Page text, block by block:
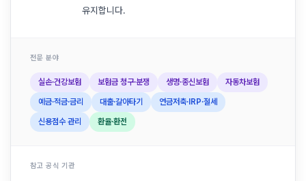
유지합니다.
전문 분야
실손·건강보험 보험금 청구·분쟁 생명·종신보험 자동차보험
예금·적금·금리 대출·갈아타기 연금저축·IRP·절세
신용점수 관리 환율·환전
참고 공식 기관